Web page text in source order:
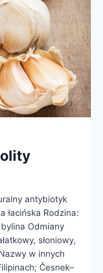
antybiotyk
łacińska Rodzina:
Odmiany
słoniowy,
w innych
Česnek–